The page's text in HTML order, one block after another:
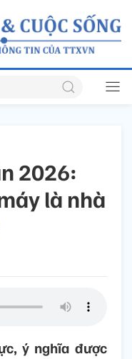
2026:
là nhà
ý nghĩa được